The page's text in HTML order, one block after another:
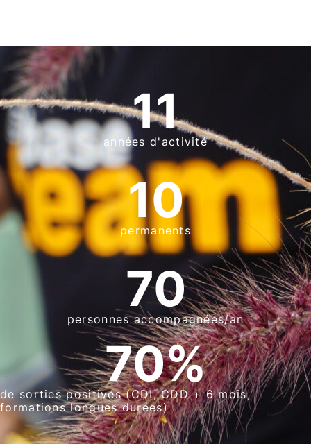
années d'activité
11
permanents
10
personnes accompagnées/an
70
de sorties positives (CDI, CDD + 6 mois,
formations longues durées)
70%